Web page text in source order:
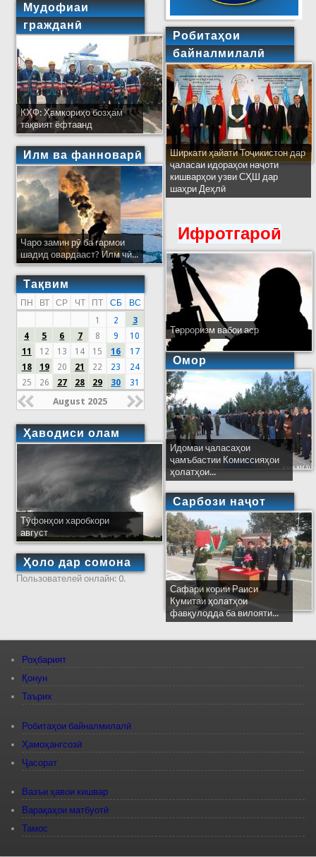
Мудофиаи
гражданӣ
КҲФ: Ҳамкориҳо бозҳам
тақвият ёфтаанд
Илм ва фанноварӣ
Чаро замин рӯ ба гармои
шадид овардааст? Илм чӣ...
Тақвим
ПН ВТ СР ЧТ ПТ СБ
ВС
1
2
3
4
5 6 7 8 9
10
11
12 13 14 15 16
17
18
19 20 21 22 23
24
25
26 27 28 29 30 31
August 2025
Ҳаводиси олам
Тӯфонҳои харобкори
август
Ҳоло дар сомона
Пользователей онлайн: 0.
Робитаҳои
байналмилалӣ
Ширкати ҳайати Тоҷикистон дар
ҷаласаи идораҳои наҷоти
кишварҳои узви СҲШ дар
шаҳри Деҳлӣ
Ифротгароӣ
Терроризм вабои аср
Омор
Идомаи ҷаласаҳои
ҷамъбастии Комиссияҳои
ҳолатҳои...
Сарбози наҷот
Сафари кории Раиси
Кумитаи ҳолатҳои
фавқулодда ба вилояти...
Роҳбарият
Қонун
Таърих
Робитаҳои байналмилалӣ
Ҳамоҳангсозӣ
Ҷасорат
Вазъи ҳавои кишвар
Варақаҳои матбуотӣ
Тамос